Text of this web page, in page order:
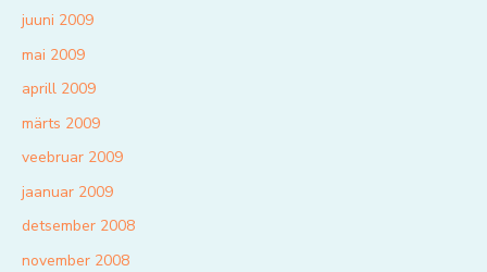
juuni 2009
mai 2009
aprill 2009
märts 2009
veebruar 2009
jaanuar 2009
detsember 2008
november 2008